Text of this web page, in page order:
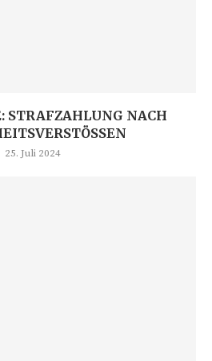
STRAFZAHLUNG NACH
25. Juli 2024